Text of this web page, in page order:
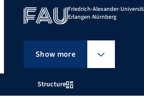
Structure
Friedrich-Alexander-
Erlangen-Nürnberg
Show more